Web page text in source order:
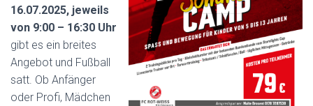
16.07.2025, jeweils
von 9:00 – 16:30 Uhr
gibt es ein breites
Angebot und Fußball
satt. Ob Anfänger
oder Profi, Mädchen